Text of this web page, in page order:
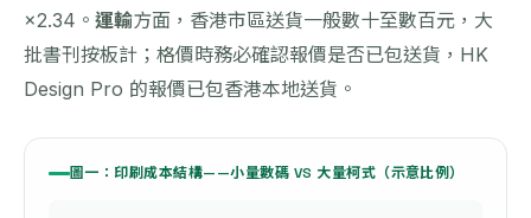
×2.34。 運輸方面，香港市區送貨一般數十至數百元，大
批書刊按板計；格價時務必確認報價是否已包送貨，HK
Design Pro 的報價已包香港本地送貨。
圖一：印刷成本結構——小量數碼 VS 大量柯式（示意比例）